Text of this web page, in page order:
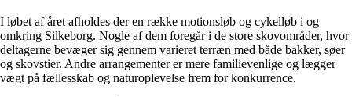
I løbet af året afholdes der en række motionsløb og cykelløb i og
omkring Silkeborg. Nogle af dem foregår i de store skovområder, hvor
deltagerne bevæger sig gennem varieret terræn med både bakker, søer
og skovstier. Andre arrangementer er mere familievenlige og lægger
vægt på fællesskab og naturoplevelse frem for konkurrence.